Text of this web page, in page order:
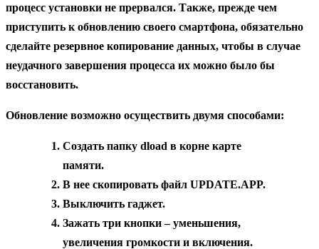
процесс установки не прервался. Также, прежде чем
приступить к обновлению своего смартфона, обязательно
сделайте резервное копирование данных, чтобы в случае
неудачного завершения процесса их можно было бы
восстановить.
Обновление возможно осуществить двумя способами:
Создать папку dload в корне карте
памяти.
В нее скопировать файл UPDATE.APP.
Выключить гаджет.
Зажать три кнопки – уменьшения,
увеличения громкости и включения.